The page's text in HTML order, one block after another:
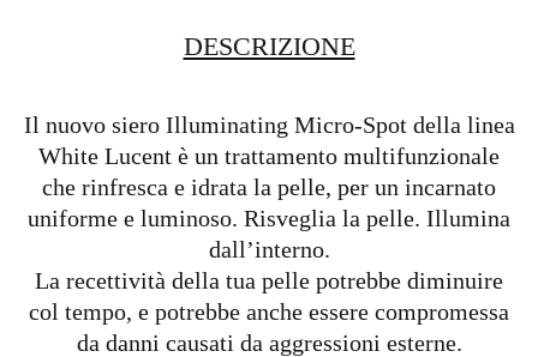
DESCRIZIONE
Il nuovo siero Illuminating Micro-Spot della linea
White Lucent è un trattamento multifunzionale
che rinfresca e idrata la pelle, per un incarnato
uniforme e luminoso. Risveglia la pelle. Illumina
dall’interno.
La recettività della tua pelle potrebbe diminuire
col tempo, e potrebbe anche essere compromessa
da danni causati da aggressioni esterne.